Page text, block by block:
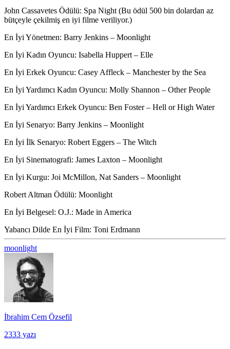
John Cassavetes Ödülü: Spa Night (Bu ödül 500 bin dolardan az
bütçeyle çekilmiş en iyi filme veriliyor.)
En İyi Yönetmen: Barry Jenkins – Moonlight
En İyi Kadın Oyuncu: Isabella Huppert – Elle
En İyi Erkek Oyuncu: Casey Affleck – Manchester by the Sea
En İyi Yardımcı Kadın Oyuncu: Molly Shannon – Other People
En İyi Yardımcı Erkek Oyuncu: Ben Foster – Hell or High Water
En İyi Senaryo: Barry Jenkins – Moonlight
En İyi İlk Senaryo: Robert Eggers – The Witch
En İyi Sinematografi: James Laxton – Moonlight
En İyi Kurgu: Joi McMillon, Nat Sanders – Moonlight
Robert Altman Ödülü: Moonlight
En İyi Belgesel: O.J.: Made in America
Yabancı Dilde En İyi Film: Toni Erdmann
moonlight
İbrahim Cem Özsefil
2333 yazı